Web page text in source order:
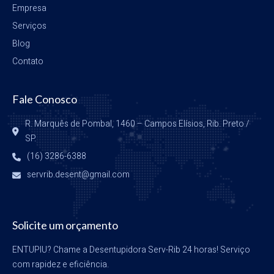
Empresa
Serviços
Blog
Contato
Fale Conosco
R. Marquês de Pombal, 1460 – Campos Elísios, Rib. Preto /
SP.
(16) 3286-6388
servrib.desent@gmail.com
Solicite um orçamento
ENTUPIU? Chame a Desentupidora Serv-Rib 24 horas! Serviço
com rapidez e eficiência.